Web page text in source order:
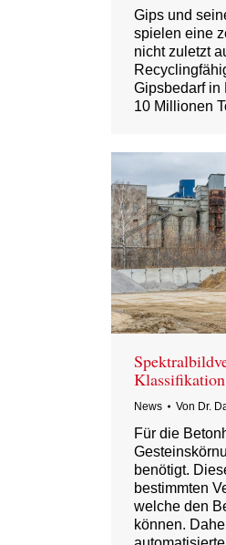
Gips und
spielen eine
nicht zuletzt
Gipsbedarf in
10 Millionen
News Von Dr.
Für die
benötigt.
bestimmten
welche den
können.